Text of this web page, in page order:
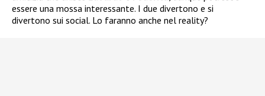
essere una mossa interessante. I due divertono e si
divertono sui social. Lo faranno anche nel reality?